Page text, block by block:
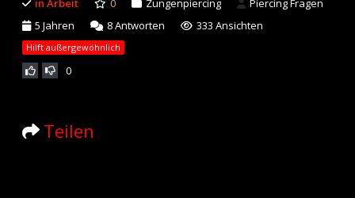
5 Jahren
8Antworten 333 Ansichten
Hilft außergewöhnlich
0
Teilen